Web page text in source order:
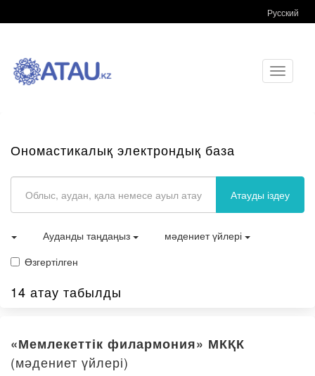
Русский
Toggle
Ономастикалық электрондық база
Атауды іздеу
Ауданды таңдаңыз
мәдениет үйлері
Өзгертілген
14 атау табылды
«Мемлекеттік филармония» МКҚК
(мәдениет үйлері)